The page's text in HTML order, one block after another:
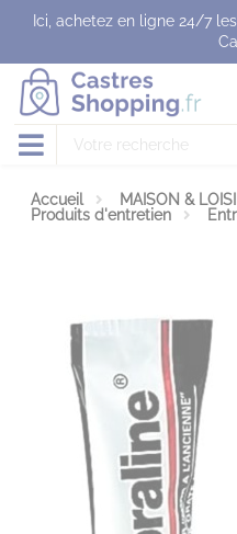
Ici, achetez en ligne 24/7
Accueil MAISON &
Produits d'entretien
Panneau de gestion des cookies